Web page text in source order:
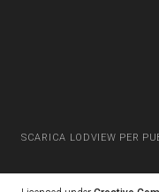
SCARICA LODVIEW PER